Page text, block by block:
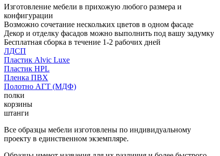
Изготовление мебели в прихожую любого размера и
конфигурации
Возможно сочетание нескольких цветов в одном фасаде
Декор и отделку фасадов можно выполнить под вашу задумку
Бесплатная сборка в течение 1-2 рабочих дней
ЛДСП
Пластик Alvic Luxe
Пластик HPL
Пленка ПВХ
Полотно АГТ (МДФ)
полки
корзины
штанги
Все образцы мебели изготовлены по индивидуальному
проекту в единственном экземпляре.